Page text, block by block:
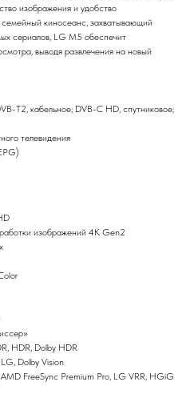
изображения и удобство
киносеанс, захватывающий
сериалов, LG M5 обеспечит
выводя развлечения на новый
T2, кабельное; DVB-C HD, спутниковое;
телевидения
изображений 4K Gen2
HDR, Dolby HDR
Dolby Vision
FreeSync Premium Pro, LG VRR, HGiG